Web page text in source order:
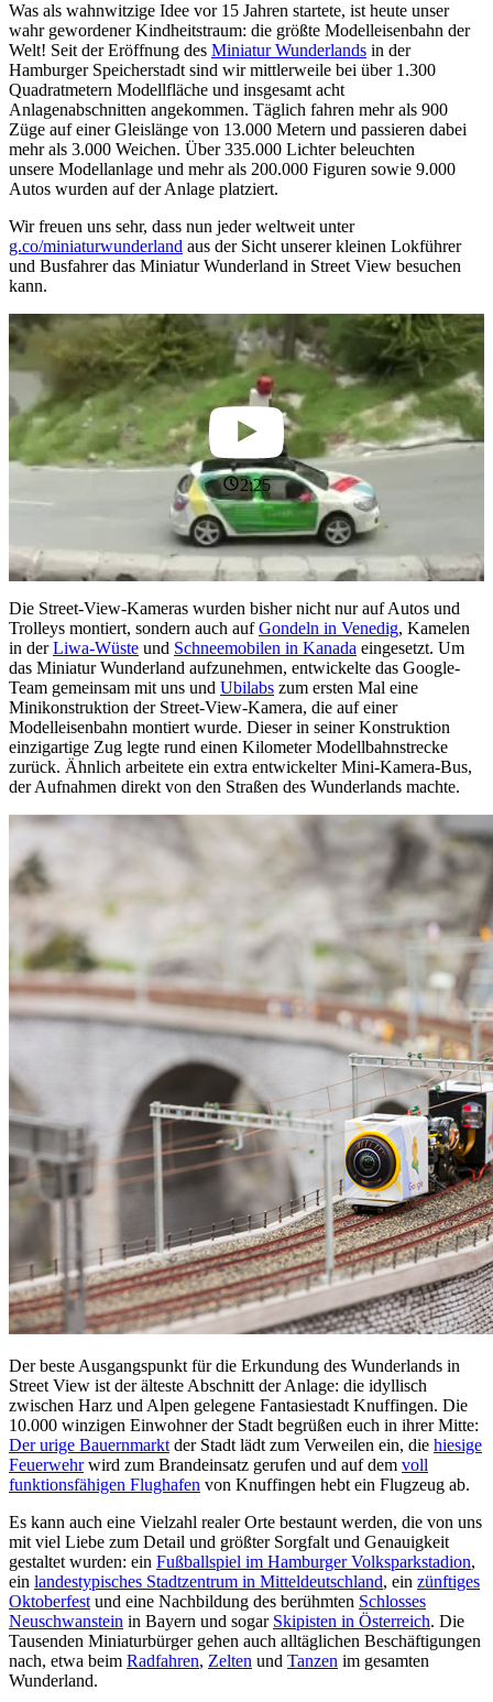
Was als wahnwitzige Idee vor 15 Jahren startete, ist heute unser
wahr gewordener Kindheitstraum: die größte Modelleisenbahn der
Welt! Seit der Eröffnung des Miniatur Wunderlands in der
Hamburger Speicherstadt sind wir mittlerweile bei über 1.300
Quadratmetern Modellfläche und insgesamt acht
Anlagenabschnitten angekommen. Täglich fahren mehr als 900
Züge auf einer Gleislänge von 13.000 Metern und passieren dabei
mehr als 3.000 Weichen. Über 335.000 Lichter beleuchten
unsere Modellanlage und mehr als 200.000 Figuren sowie 9.000
Autos wurden auf der Anlage platziert.
Wir freuen uns sehr, dass nun jeder weltweit unter
g.co/miniaturwunderland aus der Sicht unserer kleinen Lokführer
und Busfahrer das Miniatur Wunderland in Street View besuchen
kann.
2:25
Die Street-View-Kameras wurden bisher nicht nur auf Autos und
Trolleys montiert, sondern auch aufGondeln in Venedig, Kamelen
in derLiwa-Wüste und Schneemobilen in Kanada eingesetzt. Um
das Miniatur Wunderland aufzunehmen, entwickelte das Google-
Team gemeinsam mit uns und Ubilabs zum ersten Mal eine
Minikonstruktion der Street-View-Kamera, die auf einer
Modelleisenbahn montiert wurde. Dieser in seiner Konstruktion
einzigartige Zug legte rund einen Kilometer Modellbahnstrecke
zurück. Ähnlich arbeitete ein extra entwickelter Mini-Kamera-Bus,
der Aufnahmen direkt von den Straßen des Wunderlands machte.
Der beste Ausgangspunkt für die Erkundung des Wunderlands in
Street View ist der älteste Abschnitt der Anlage: die idyllisch
zwischen Harz und Alpen gelegene Fantasiestadt Knuffingen. Die
10.000 winzigen Einwohner der Stadt begrüßen euch in ihrer Mitte:
Der urige Bauernmarktder Stadt lädt zum Verweilen ein, die hiesige
Feuerwehrwird zum Brandeinsatz gerufen und auf dem voll
funktionsfähigen Flughafen von Knuffingen hebt ein Flugzeug ab.
Es kann auch eine Vielzahl realer Orte bestaunt werden, die von uns
mit viel Liebe zum Detail und größter Sorgfalt und Genauigkeit
gestaltet wurden: ein Fußballspiel im Hamburger Volksparkstadion,
ein landestypisches Stadtzentrum in Mitteldeutschland, ein zünftiges
Oktoberfestund eine Nachbildung des berühmten Schlosses
Neuschwanstein in Bayern und sogar Skipisten in Österreich. Die
Tausenden Miniaturbürger gehen auch alltäglichen Beschäftigungen
nach, etwa beim Radfahren, Zelten und Tanzen im gesamten
Wunderland.